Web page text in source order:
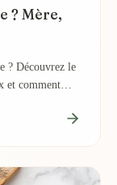
? Mère,
? Découvrez le
et comment